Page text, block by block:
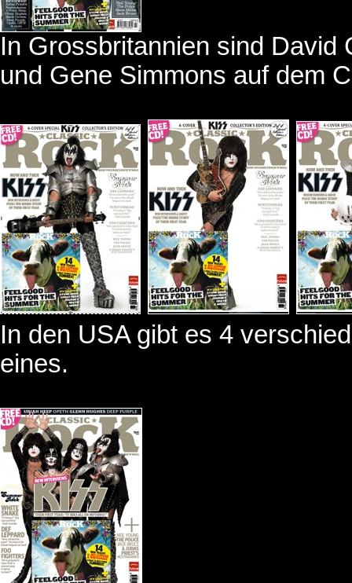
In Grossbritannien sind David
und Gene Simmons auf dem
In den USA gibt es 4
eines.